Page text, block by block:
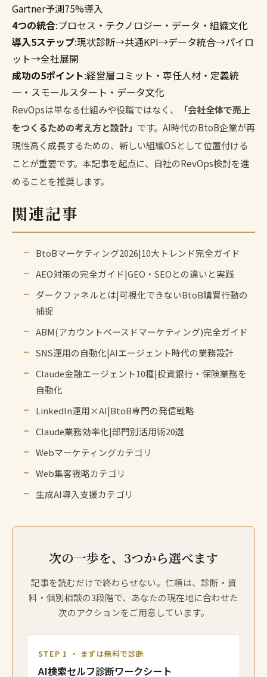
Gartner予測75%導入
4つの統合:プロセス・テクノロジー・データ・組織文化
導入5ステップ:現状診断→共通KPI→データ統合→パイロ
ット→全社展開
成功の5ポイント:経営層コミット・専任人材・定義統
一・スモールスタート・データ文化
RevOpsは単なる仕組みや役職ではなく、
「会社全体で売上
をつくるための考え方と設計」 です。AI時代のBtoB企業が再
現性高く成長するための、新しい組織OSとして位置付ける
ことが重要です。本記事を起点に、自社のRevOps検討を進
めることを推奨します。
関連記事
BtoBマーケティング2026|10大トレンド完全ガイド
AEO対策の完全ガイド|GEO・SEOとの違いと実践
ダークファネルとは|可視化できないBtoB購買行動の
捕捉
ABM(アカウントベースドマーケティング)完全ガイド
SNS運用の自動化|AIエージェント時代の業務設計
Claude金融エージェント10種|投資銀行・保険業務を
自動化
LinkedIn運用×AI|BtoB専門の発信戦略
Claude業務効率化|部門別活用術20選
Webマーケティングカテゴリ
Web集客戦略カテゴリ
生成AI導入支援カテゴリ
次の一歩を、3つから選べます
記事を読むだけで終わらせない。仁頼は、診断・資
料・個別相談の3段階で、あなたの現在地に合わせた
次のアクションをご用意しています。
STEP 1 ・ まずは無料で診断
AI検索セルフ診断ワークシート